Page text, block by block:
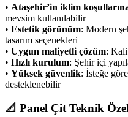
• Ataşehir’in iklim
mevsim kullanılabilir
• Estetik görünüm: Modern
tasarım seçenekleri
• Uygun maliyetli çözüm:
• Hızlı kurulum: Şehir içi
• Yüksek güvenlik: İsteğe
desteklenebilir
📐 Panel Çit Teknik